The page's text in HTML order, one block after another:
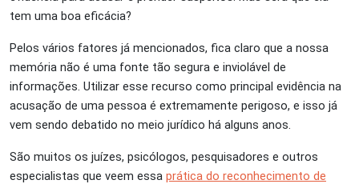
tem uma boa eficácia?
Pelos vários fatores já mencionados, fica claro que a nossa
memória não é uma fonte tão segura e inviolável de
informações. Utilizar esse recurso como principal evidência na
acusação de uma pessoa é extremamente perigoso, e isso já
vem sendo debatido no meio jurídico há alguns anos.
São muitos os juízes, psicólogos, pesquisadores e outros
especialistas que veem essa prática do reconhecimento de